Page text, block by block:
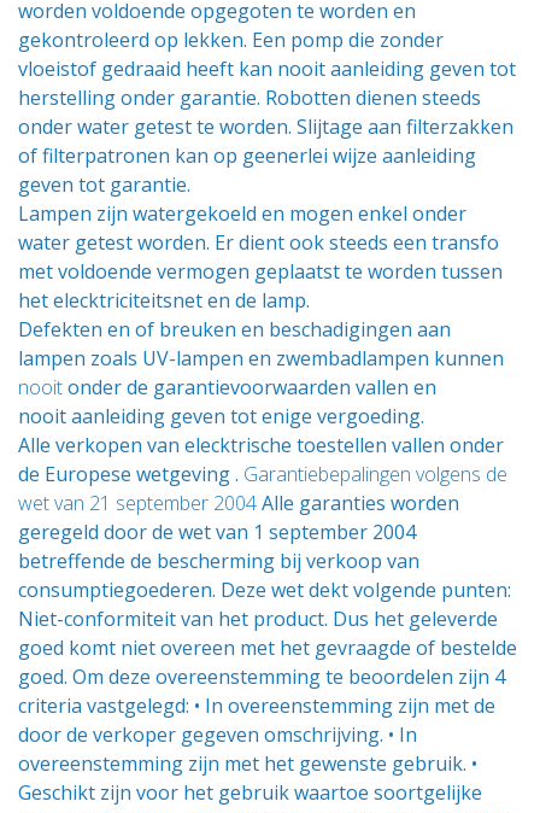
worden voldoende opgegoten te worden en
gekontroleerd op lekken. Een pomp die zonder
vloeistof gedraaid heeft kan nooit aanleiding geven tot
herstelling onder garantie. Robotten dienen steeds
onder water getest te worden. Slijtage aan filterzakken
of filterpatronen kan op geenerlei wijze aanleiding
geven tot garantie.
Lampen zijn watergekoeld en mogen enkel onder
water getest worden. Er dient ook steeds een transfo
met voldoende vermogen geplaatst te worden tussen
het elecktriciteitsnet en de lamp.
Defekten en of breuken en beschadigingen aan
lampen zoals UV-lampen en zwembadlampen kunnen
nooitonder de garantievoorwaarden vallen en
nooit aanleiding geven tot enige vergoeding.
Alle verkopen van elecktrische toestellen vallen onder
de Europese wetgeving . Garantiebepalingen volgens de
wet van 21 september 2004Alle garanties worden
geregeld door de wet van 1 september 2004
betreffende de bescherming bij verkoop van
consumptiegoederen. Deze wet dekt volgende punten:
Niet-conformiteit van het product. Dus het geleverde
goed komt niet overeen met het gevraagde of bestelde
goed. Om deze overeenstemming te beoordelen zijn 4
criteria vastgelegd: • In overeenstemming zijn met de
door de verkoper gegeven omschrijving. • In
overeenstemming zijn met het gewenste gebruik. •
Geschikt zijn voor het gebruik waartoe soortgelijke